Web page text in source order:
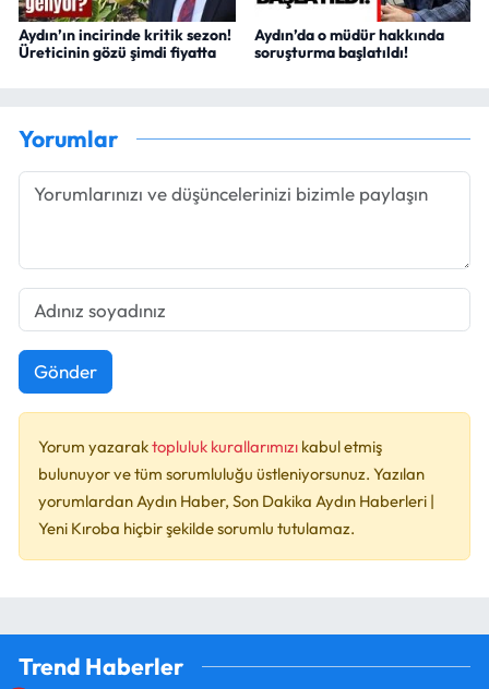
Aydın’ın incirinde kritik sezon!
Üreticinin gözü şimdi fiyatta
Aydın’da o müdür hakkında
soruşturma başlatıldı!
Yorumlar
Gönder
Yorum yazaraktopluluk kurallarımızı kabul etmiş
bulunuyor ve tüm sorumluluğu üstleniyorsunuz. Yazılan
yorumlardan Aydın Haber, Son Dakika Aydın Haberleri |
Yeni Kıroba hiçbir şekilde sorumlu tutulamaz.
Trend Haberler